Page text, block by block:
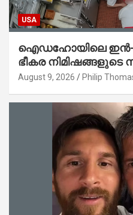
USA
ഐഡഹോയിലെ ഇൻ-
ഭീകര നിമിഷങ്ങളുടെ
പുറത്ത്;
August 9, 2026 Philip